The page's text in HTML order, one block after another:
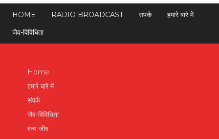
HOME RADIO BROADCAST संपर्क
हमारे बारे में
जैव-विविधिता
Home
हमारे बारे में
संपर्क
जैव-विविधिता
वन्य जीव